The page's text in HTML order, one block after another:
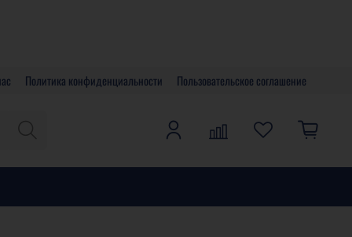
Политика конфиденциальности Пользовательское соглашение